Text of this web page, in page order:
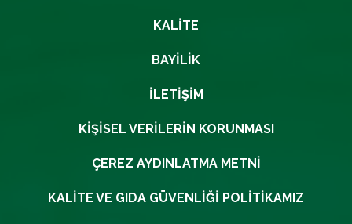
KALITE
BAYILIK
İLETIŞIM
KIŞISEL VERILERIN KORUNMASI
ÇEREZ AYDINLATMA METNI
KALITE VE GIDA GÜVENLIĞI POLITIKAMIZ